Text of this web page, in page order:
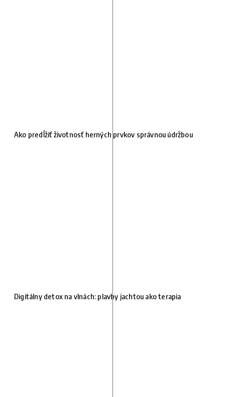
Ako predĺžiť životnosť herných prvkov správnou údržbou
Digitálny detox na vlnách: plavby jachtou ako terapia